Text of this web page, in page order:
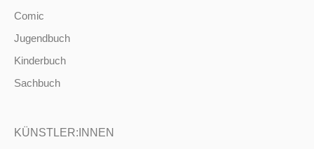
Comic
Jugendbuch
Kinderbuch
Sachbuch
KÜNSTLER:INNEN